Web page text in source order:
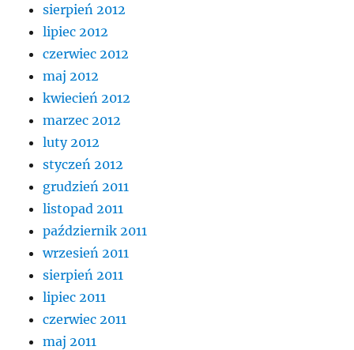
sierpień 2012
lipiec 2012
czerwiec 2012
maj 2012
kwiecień 2012
marzec 2012
luty 2012
styczeń 2012
grudzień 2011
listopad 2011
październik 2011
wrzesień 2011
sierpień 2011
lipiec 2011
czerwiec 2011
maj 2011